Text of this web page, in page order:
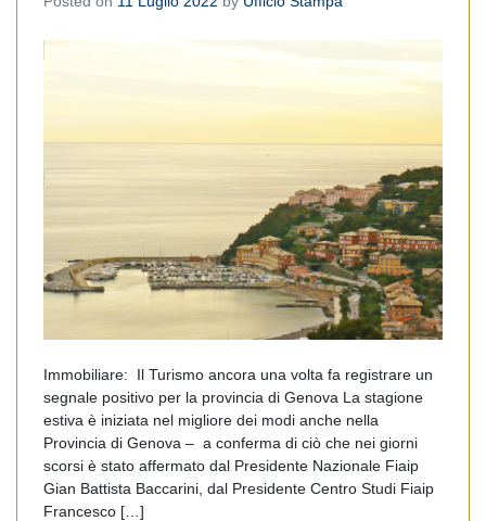
Immobiliare: Il Turismo ancora una volta fa registrare un
segnale positivo per la provincia di Genova La stagione
estiva è iniziata nel migliore dei modi anche nella
Provincia di Genova – a conferma di ciò che nei giorni
scorsi è stato affermato dal Presidente Nazionale Fiaip
Gian Battista Baccarini, dal Presidente Centro Studi Fiaip
Francesco […]